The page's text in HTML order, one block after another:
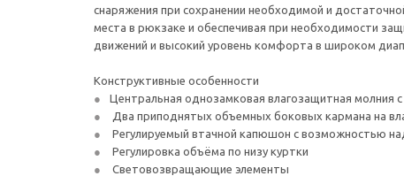
снаряжения при сохранении необходимой и
места в рюкзаке и обеспечивая при необходимости
движений и высокий уровень комфорта в широком
Конструктивные особенности
Центральная однозамковая влагозащитная молния с
Два приподнятых объемных боковых кармана на
Регулируемый втачной капюшон с возможностью
Регулировка объёма по низу куртки
Световозвращающие элементы